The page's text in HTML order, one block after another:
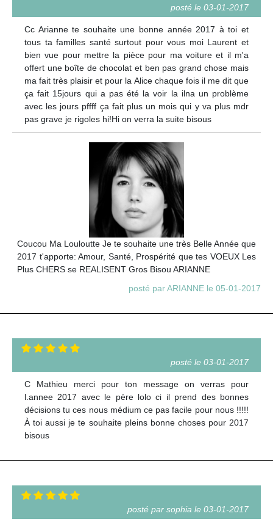
posté le 03-01-2017
Cc Arianne te souhaite une bonne année 2017 à toi et
tous ta familles santé surtout pour vous moi Laurent et
bien vue pour mettre la pièce pour ma voiture et il m'a
offert une boîte de chocolat et ben pas grand chose mais
ma fait très plaisir et pour la Alice chaque fois il me dit que
ça fait 15jours qui a pas été la voir la ilna un problème
avec les jours pffff ça fait plus un mois qui y va plus mdr
pas grave je rigoles hi!Hi on verra la suite bisous
Coucou Ma Louloutte Je te souhaite une très Belle Année que
2017 t'apporte: Amour, Santé, Prospérité que tes VOEUX Les
Plus CHERS se REALISENT Gros Bisou ARIANNE
posté par ARIANNE le 05-01-2017
posté le 03-01-2017
C Mathieu merci pour ton message on verras pour
l.annee 2017 avec le père lolo ci il prend des bonnes
décisions tu ces nous médium ce pas facile pour nous !!!!!
À toi aussi je te souhaite pleins bonne choses pour 2017
bisous
posté par sophia le 03-01-2017